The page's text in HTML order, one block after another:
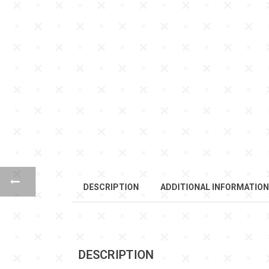
DESCRIPTION ADDITIONAL INFORMATION
DESCRIPTION